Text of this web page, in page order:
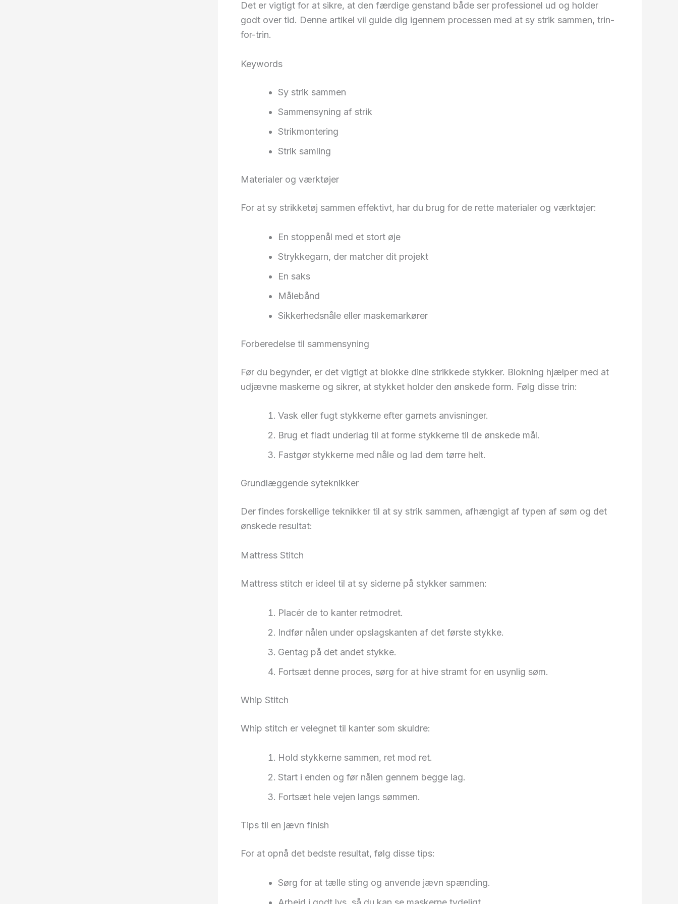
Det er vigtigt for at sikre, at den færdige genstand både ser professionel ud og holder
godt over tid. Denne artikel vil guide dig igennem processen med at sy strik sammen, trin-
for-trin.
Keywords
Sy strik sammen
Sammensyning af strik
Strikmontering
Strik samling
Materialer og værktøjer
For at sy strikketøj sammen effektivt, har du brug for de rette materialer og værktøjer:
En stoppenål med et stort øje
Strykkegarn, der matcher dit projekt
En saks
Målebånd
Sikkerhedsnåle eller maskemarkører
Forberedelse til sammensyning
Før du begynder, er det vigtigt at blokke dine strikkede stykker. Blokning hjælper med at
udjævne maskerne og sikrer, at stykket holder den ønskede form. Følg disse trin:
Vask eller fugt stykkerne efter garnets anvisninger.
Brug et fladt underlag til at forme stykkerne til de ønskede mål.
Fastgør stykkerne med nåle og lad dem tørre helt.
Grundlæggende syteknikker
Der findes forskellige teknikker til at sy strik sammen, afhængigt af typen af søm og det
ønskede resultat:
Mattress Stitch
Mattress stitch er ideel til at sy siderne på stykker sammen:
Placér de to kanter retmodret.
Indfør nålen under opslagskanten af det første stykke.
Gentag på det andet stykke.
Fortsæt denne proces, sørg for at hive stramt for en usynlig søm.
Whip Stitch
Whip stitch er velegnet til kanter som skuldre:
Hold stykkerne sammen, ret mod ret.
Start i enden og før nålen gennem begge lag.
Fortsæt hele vejen langs sømmen.
Tips til en jævn finish
For at opnå det bedste resultat, følg disse tips:
Sørg for at tælle sting og anvende jævn spænding.